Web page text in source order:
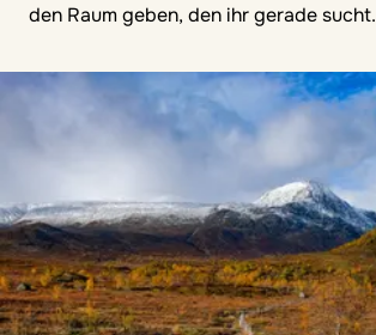
den Raum geben, den ihr gerade sucht.